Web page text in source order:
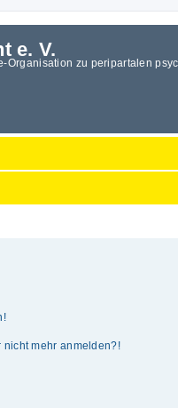
e. V.
Organisation zu peripartalen
nicht mehr anmelden?!